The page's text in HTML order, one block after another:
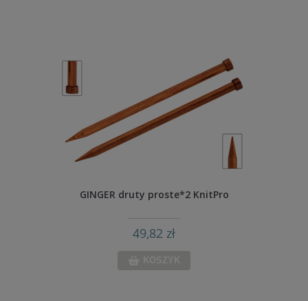
GINGER druty proste*2 KnitPro
49,82 zł
KOSZYK